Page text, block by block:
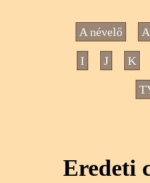
A névelő
I J K
Eredeti